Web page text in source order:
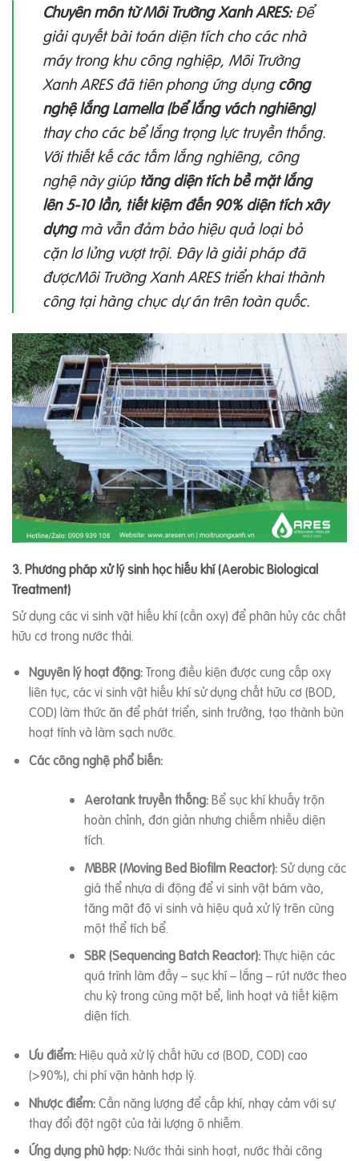
Chuyên môn từ Môi Trường Xanh ARES: Để
giải quyết bài toán diện tích cho các nhà
máy trong khu công nghiệp, Môi Trường
Xanh ARES đã tiên phong ứng dụngcông
nghệ lắng Lamella (bể lắng vách nghiêng)
thay cho các bể lắng trọng lực truyền thống.
Với thiết kế các tấm lắng nghiêng, công
nghệ này giúp tăng diện tích bề mặt lắng
lên 5-10 lần, tiết kiệm đến 90% diện tích xây
dựngmà vẫn đảm bảo hiệu quả loại bỏ
cặn lơ lửng vượt trội. Đây là giải pháp đã
đượcMôi Trường Xanh ARES triển khai thành
công tại hàng chục dự án trên toàn quốc.
3. Phương pháp xử lý sinh học hiếu khí (Aerobic Biological
Treatment)
Sử dụng các vi sinh vật hiếu khí (cần oxy) để phân hủy các chất
hữu cơ trong nước thải.
Nguyên lý hoạt động:Trong điều kiện được cung cấp oxy
liên tục, các vi sinh vật hiếu khí sử dụng chất hữu cơ (BOD,
COD) làm thức ăn để phát triển, sinh trưởng, tạo thành bùn
hoạt tính và làm sạch nước.
Các công nghệ phổ biến:
Aerotank truyền thống:Bể sục khí khuấy trộn
hoàn chỉnh, đơn giản nhưng chiếm nhiều diện
tích.
MBBR (Moving Bed Biofilm Reactor):Sử dụng các
giá thể nhựa di động để vi sinh vật bám vào,
tăng mật độ vi sinh và hiệu quả xử lý trên cùng
một thể tích bể.
SBR (Sequencing Batch Reactor):Thực hiện các
quá trình làm đầy – sục khí – lắng – rút nước theo
chu kỳ trong cùng một bể, linh hoạt và tiết kiệm
diện tích.
Ưu điểm:Hiệu quả xử lý chất hữu cơ (BOD, COD) cao
(>90%), chi phí vận hành hợp lý.
Nhược điểm:Cần năng lượng để cấp khí, nhạy cảm với sự
thay đổi đột ngột của tải lượng ô nhiễm.
Ứng dụng phù hợp:Nước thải sinh hoạt, nước thải công